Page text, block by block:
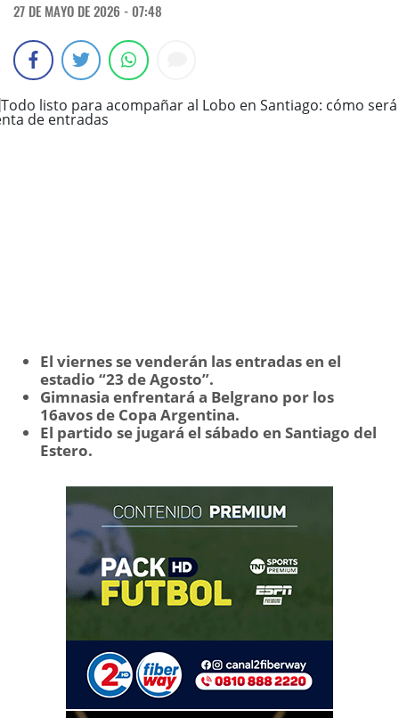
27 DE MAYO DE 2026 - 07:48
El viernes se venderán las entradas en el
estadio “23 de Agosto”.
Gimnasia enfrentará a Belgrano por los
16avos de Copa Argentina.
El partido se jugará el sábado en Santiago del
Estero.